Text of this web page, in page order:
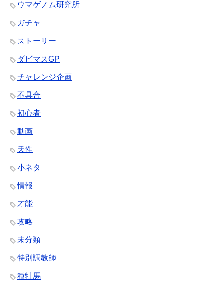
ウマゲノム研究所
ガチャ
ストーリー
ダビマスGP
チャレンジ企画
不具合
初心者
動画
天性
小ネタ
情報
才能
攻略
未分類
特別調教師
種牡馬